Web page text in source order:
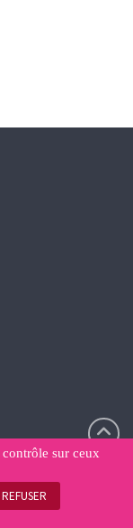
des données
sur ceux